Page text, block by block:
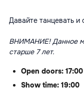
Давайте танцевать и
ВНИМАНИЕ! Данное
старше 7 лет.
Open doors: 17:00
Show time: 19:00